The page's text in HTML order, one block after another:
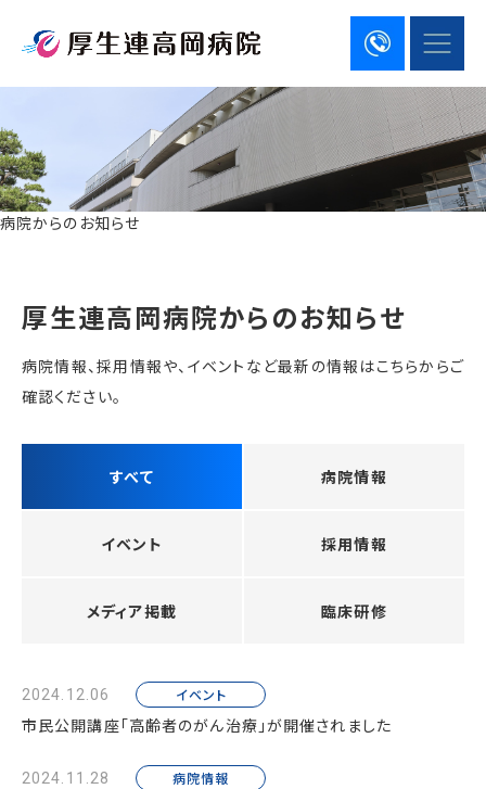
病院からのお知らせ
厚生連高岡病院からのお知らせ
病院情報、採用情報や、イベントなど最新の情報はこちらからご
確認ください。
すべて 病院情報
イベント 採用情報
メディア掲載 臨床研修
2024.12.06 イベント
市民公開講座「高齢者のがん治療」が開催されました
2024.11.28 病院情報